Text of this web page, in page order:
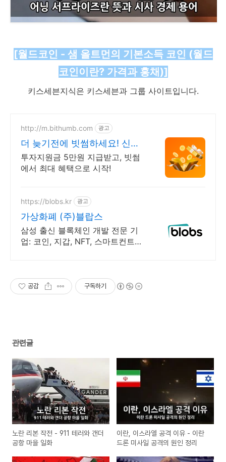
[월드코인 - 샘 올트먼의 기본소득 코인 (월드
코인이란? 가격과 홍채)]
키스세븐지식은 키스세븐과 그룹 사이트입니다.
http://m.bithumb.com 광고
더 늦기전에 빗썸하세요! 신규
가입 시 5만원 혜택
투자지원금 5만원 지급받고, 빗썸
에서 최대 혜택으로 시작!
https://blobs.kr 광고
가상화폐 (주)블랍스
삼성 출신 블록체인 개발 전문 기
업: 코인, 지갑, NFT, 스마트컨트랙
공감 구독하기
관련글
노란 리본 작전 - 911 테러와 갠더
공항 마을 일화​
이란, 이스라엘 공격 이유 - 이란
드론 미사일 공격의 원인 정리